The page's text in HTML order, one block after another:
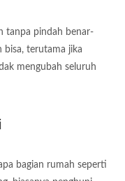
tanpa pindah benar-
bisa, terutama jika
mengubah seluruh
bagian rumah seperti